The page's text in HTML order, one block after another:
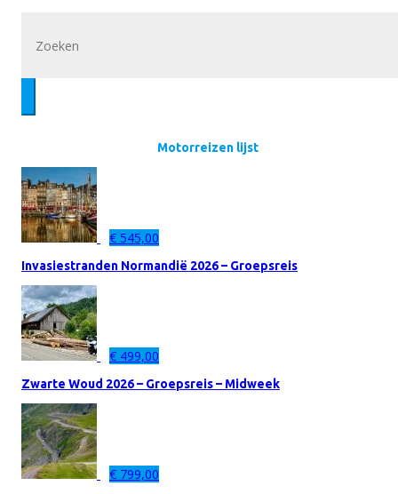
Motorreizen lijst
€ 545,00
Invasiestranden Normandië 2026 – Groepsreis
€ 499,00
Zwarte Woud 2026 – Groepsreis – Midweek
€ 799,00